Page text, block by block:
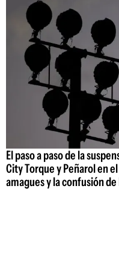
El paso a paso de la
City Torque y Peñarol en
amagues y la confusión